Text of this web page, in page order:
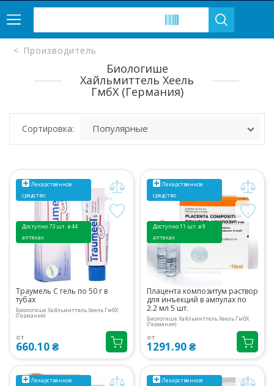
Производитель
Биологише
Хайльмиттель Хеель
ГмбХ (Германия)
Сортировка:
Лекарственное
средство
Доступно 73 шт. в 44
аптеках
Траумель С гель по 50 г в
тубах
Биологише Хайльмиттель Хеель ГмбХ
(Германия)
от
660.10 ₴
Лекарственное
средство
Доступно 11 шт. в 9
аптеках
Плацента композитум раствор
для инъекций в ампулах по
2.2 мл 5 шт.
Биологише Хайльмиттель Хеель ГмбХ
(Германия)
от
1291.90 ₴
Лекарственное
Лекарственное